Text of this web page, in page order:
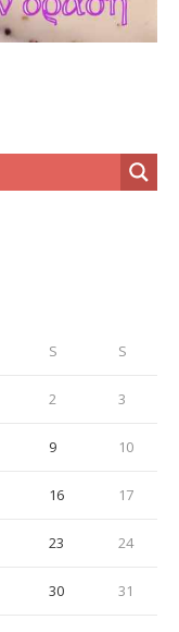
S S
2 3
9 10
16 17
23 24
30 31